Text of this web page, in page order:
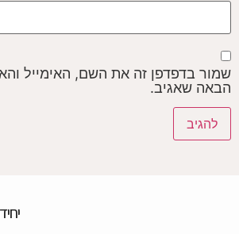
שמור בדפדפן זה את השם, האימייל
הבאה שאגיב.